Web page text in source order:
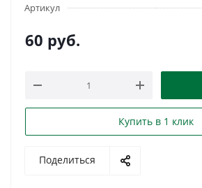
Артикул
60 руб.
Купить в 1 клик
Поделиться